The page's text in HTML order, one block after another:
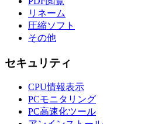
リネーム
圧縮ソフト
その他
セキュリティ
CPU情報表示
PCモニタリング
PC高速化ツール